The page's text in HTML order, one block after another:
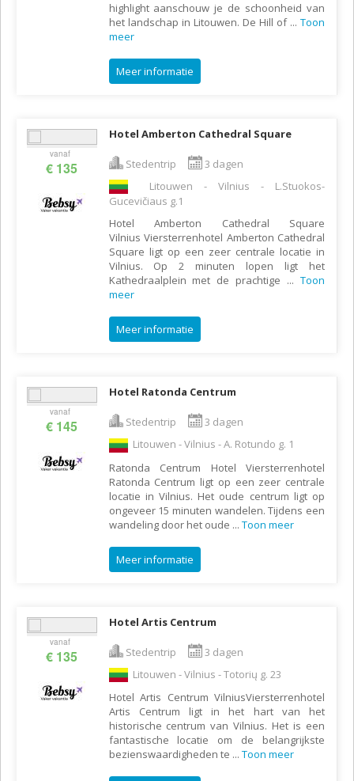
highlight aanschouw je de schoonheid van
het landschap in Litouwen. De Hill of ... Toon
meer
Meer informatie
vanaf
€ 135
Hotel Amberton Cathedral Square
Stedentrip
3 dagen
Litouwen - Vilnius - L.Stuokos-
Gucevičiaus g.1
Hotel Amberton Cathedral Square
Vilnius Viersterrenhotel Amberton Cathedral
Square ligt op een zeer centrale locatie in
Vilnius. Op 2 minuten lopen ligt het
Kathedraalplein met de prachtige ... Toon
meer
Meer informatie
vanaf
€ 145
Hotel Ratonda Centrum
Stedentrip
3 dagen
Litouwen - Vilnius - A. Rotundo g. 1
Ratonda Centrum Hotel Viersterrenhotel
Ratonda Centrum ligt op een zeer centrale
locatie in Vilnius. Het oude centrum ligt op
ongeveer 15 minuten wandelen. Tijdens een
wandeling door het oude ... Toon meer
Meer informatie
vanaf
€ 135
Hotel Artis Centrum
Stedentrip
3 dagen
Litouwen - Vilnius - Totorių g. 23
Hotel Artis Centrum VilniusViersterrenhotel
Artis Centrum ligt in het hart van het
historische centrum van Vilnius. Het is een
fantastische locatie om de belangrijkste
bezienswaardigheden te ... Toon meer